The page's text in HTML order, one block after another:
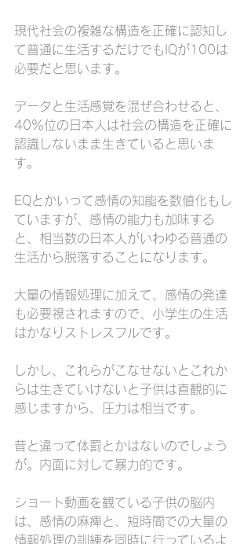
現代社会の複雑な構造を正確に認知し
て普通に生活するだけでもIQが100は
必要だと思います。
データと生活感覚を混ぜ合わせると、
40％位の日本人は社会の構造を正確に
認識しないまま生きていると思いま
す。
EQとかいって感情の知能を数値化もし
ていますが、感情の能力も加味する
と、相当数の日本人がいわゆる普通の
生活から脱落することになります。
大量の情報処理に加えて、感情の発達
も必要視されますので、小学生の生活
はかなりストレスフルです。
しかし、これらがこなせないとこれか
らは生きていけないと子供は直観的に
感じますから、圧力は相当です。
昔と違って体罰とかはないのでしょう
が。内面に対して暴力的です。
ショート動画を観ている子供の脳内
は、感情の麻痺と、短時間での大量の
情報処理の訓練を同時に行っているよ